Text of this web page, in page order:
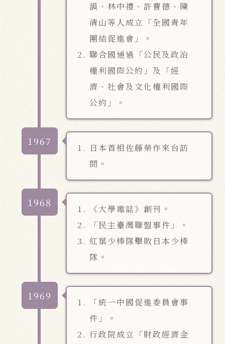
謨、林中禮、許曹德、陳
清山等人成立「全國青年
團結促進會」。
聯合國通過「公民及政治
權利國際公約」及「經
濟、社會及文化權利國際
公約」。
1967
日本首相佐藤榮作來台訪
問。
1968
《大學雜誌》創刊。
「民主臺灣聯盟事件」。
紅葉少棒隊擊敗日本少棒
隊。
1969
「統一中國促進委員會事
件」。
行政院成立「財政經濟金